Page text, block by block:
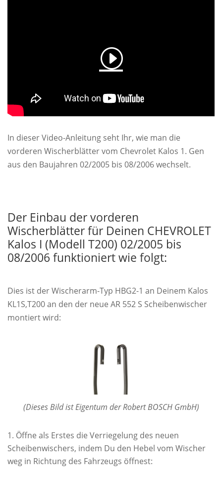
In dieser Video-Anleitung seht Ihr, wie man die
vorderen Wischerblätter vom Chevrolet Kalos 1. Gen
aus den Baujahren 02/2005 bis 08/2006 wechselt.
Der Einbau der vorderen
Wischerblätter für Deinen CHEVROLET
Kalos I (Modell T200) 02/2005 bis
08/2006 funktioniert wie folgt:
Dies ist der Wischerarm-Typ HBG2-1 an Deinem Kalos
KL1S,T200 an den der neue AR 552 S Scheibenwischer
montiert wird:
(Dieses Bild ist Eigentum der Robert BOSCH GmbH)
Öffne als Erstes die Verriegelung des neuen
Scheibenwischers, indem Du den Hebel vom Wischer
weg in Richtung des Fahrzeugs öffnest: